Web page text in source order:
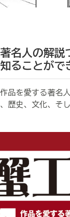
名人の解
ることがで
品を愛する著名
歴史、文化、そ